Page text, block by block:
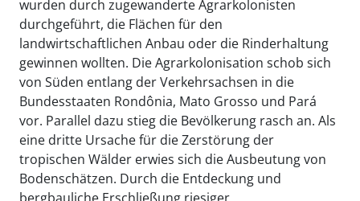
wurden durch zugewanderte Agrarkolonisten
durchgeführt, die Flächen für den
landwirtschaftlichen Anbau oder die Rinderhaltung
gewinnen wollten. Die Agrarkolonisation schob sich
von Süden entlang der Verkehrsachsen in die
Bundesstaaten Rondônia, Mato Grosso und Pará
vor. Parallel dazu stieg die Bevölkerung rasch an. Als
eine dritte Ursache für die Zerstörung der
tropischen Wälder erwies sich die Ausbeutung von
Bodenschätzen. Durch die Entdeckung und
bergbauliche Erschließung riesiger